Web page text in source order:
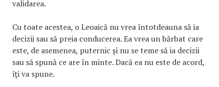
validarea.
Cu toate acestea, o Leoaică nu vrea întotdeauna să ia
decizii sau să preia conducerea. Ea vrea un bărbat care
este, de asemenea, puternic și nu se teme să ia decizii
sau să spună ce are în minte. Dacă ea nu este de acord,
îți va spune.